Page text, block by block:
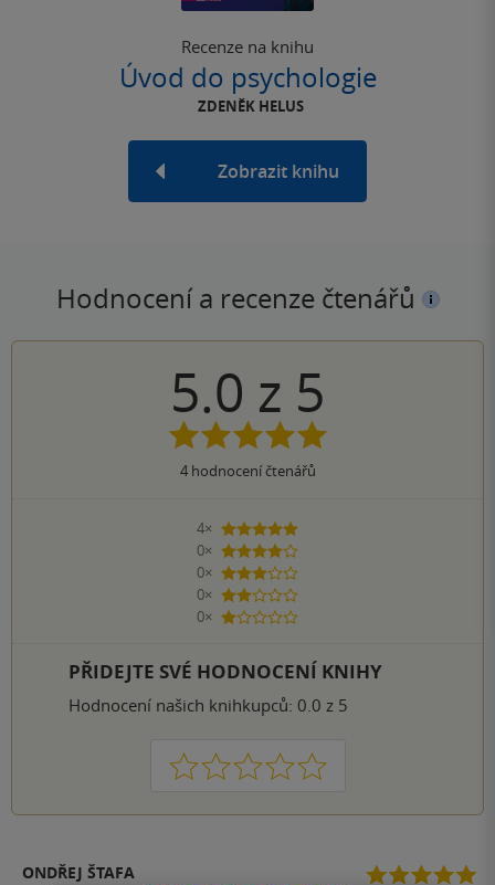
Recenze na knihu
Úvod do psychologie
ZDENĚK HELUS
Zobrazit knihu
Hodnocení a recenze čtenářů
5.0 z 5
4hodnocení čtenářů
4×
5 hvězdiček
0×
4 hvězdičky
0×
3 hvězdičky
0×
2 hvězdičky
0×
1 hvezdička
PŘIDEJTE SVÉ HODNOCENÍ KNIHY
Hodnocení našich knihkupců: 0.0 z 5
1 2 3 4 5
ONDŘEJ ŠTAFA